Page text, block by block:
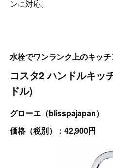
ンに対応。
水栓でワンランク上のキッチ
コスタ2 ハンドルキッ
ドル)
グローエ（blisspajapan）
価格（税別）：42,900円